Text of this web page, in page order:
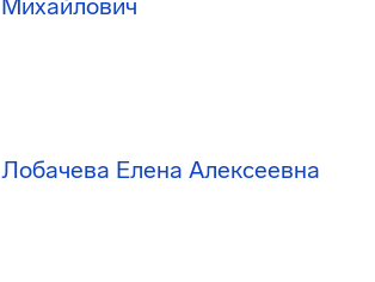
Михайлович
Лобачева Елена Алексеевна